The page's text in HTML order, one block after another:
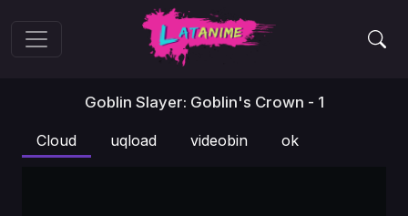
Goblin Slayer: Goblin's Crown - 1
Cloud uqload videobin ok